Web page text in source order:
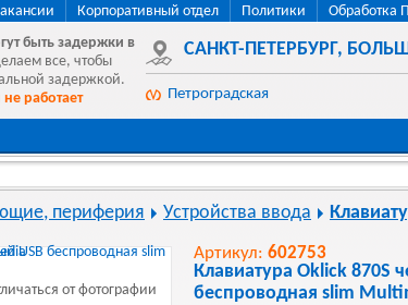
Корпоративный отдел Политики Обработка
быть задержки в
все, чтобы
задержкой.
работает
САНКТ-ПЕТЕРБУРГ,
Петроградская
периферия Устройства ввода
от фотографии
Артикул: 602753
Клавиатура Oklick 870S
беспроводная slim